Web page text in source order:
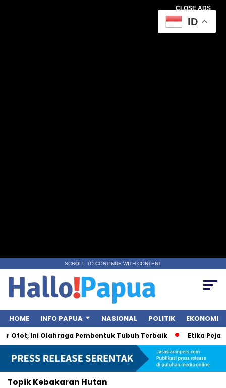
CLOSE ADS
SCROLL TO CONTINUE WITH CONTENT
HOME INFO PAPUA NASIONAL POLITIK EKONOMI
Otot, Ini Olahraga Pembentuk Tubuh Terbaik Etika
TopikKebakaran Hutan
ID